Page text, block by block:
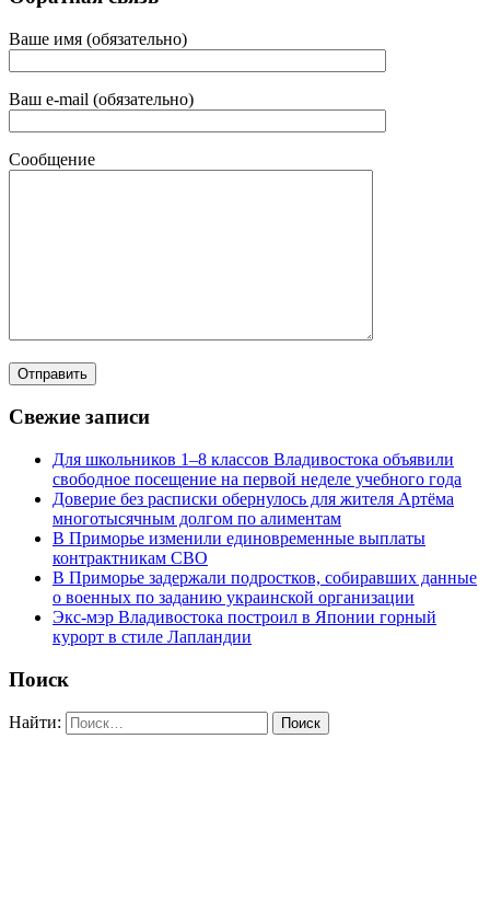
Ваше имя (обязательно)
Ваш e-mail (обязательно)
Сообщение
Свежие записи
Для школьников 1–8 классов Владивостока объявили
свободное посещение на первой неделе учебного года
Доверие без расписки обернулось для жителя Артёма
многотысячным долгом по алиментам
В Приморье изменили единовременные выплаты
контрактникам СВО
В Приморье задержали подростков, собиравших данные
о военных по заданию украинской организации
Экс-мэр Владивостока построил в Японии горный
курорт в стиле Лапландии
Поиск
Найти: